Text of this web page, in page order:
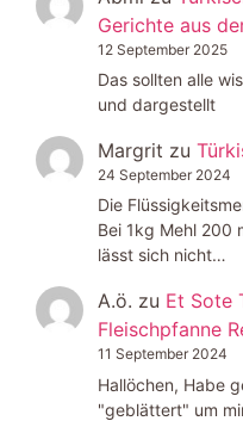
Gerichte aus
12 September 2025
Das sollten alle
und dargestellt
Margrit zu
24 September 2024
Die
Bei 1kg Mehl 200
lässt sich nicht…
A.ö. zu Et Sote
Fleischpfanne
11 September 2024
Hallöchen, Habe
"geblättert" um